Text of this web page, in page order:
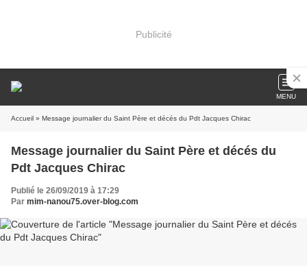
Publicité
MENU
Accueil » Message journalier du Saint Père et décés du Pdt Jacques Chirac
Message journalier du Saint Père et décés du
Pdt Jacques Chirac
Publié le 26/09/2019 à 17:29
Par mim-nanou75.over-blog.com